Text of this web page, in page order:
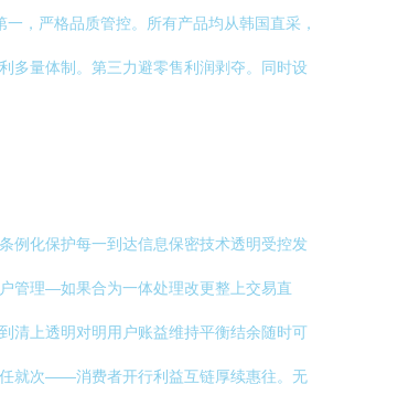
，严格品质管控。所有产品均从韩国直采，
多量体制。第三力避零售利润剥夺。同时设
例化保护每一到达信息保密技术透明受控发
管理—如果合为一体处理改更整上交易直
清上透明对明用户账益维持平衡结余随时可
就次——消费者开行利益互链厚续惠往。无